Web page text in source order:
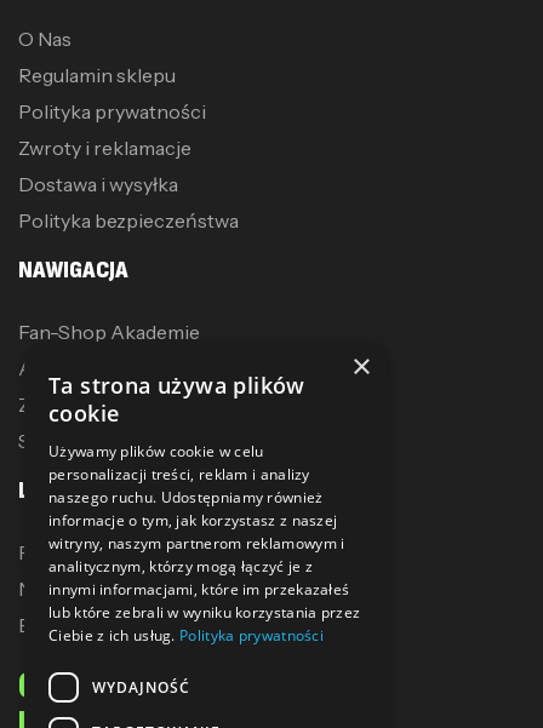
O Nas
Regulamin sklepu
Polityka prywatności
Zwroty i reklamacje
Dostawa i wysyłka
Polityka bezpieczeństwa
NAWIGACJA
Fan-Shop Akademie
Akcesoria treningowe
Zostań dystrybutorem
Sublimacja
LINKI
Promocje
Nowe produkty
Bestsellery
ODBIERZ 10% ZNIŻKI
×
Ta strona używa plików
cookie
Używamy plików cookie w celu
personalizacji treści, reklam i analizy
naszego ruchu. Udostępniamy również
informacje o tym, jak korzystasz z naszej
witryny, naszym partnerom reklamowym i
analitycznym, którzy mogą łączyć je z
innymi informacjami, które im przekazałeś
lub które zebrali w wyniku korzystania przez
Ciebie z ich usług. Polityka prywatności
WYDAJNOŚĆ